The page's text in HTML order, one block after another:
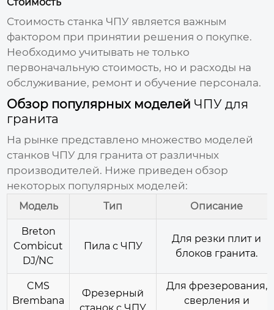
Стоимость станка ЧПУ является важным
фактором при принятии решения о покупке.
Необходимо учитывать не только
первоначальную стоимость, но и расходы на
обслуживание, ремонт и обучение персонала.
Обзор популярных моделей ЧПУ для
гранита
На рынке представлено множество моделей
станков ЧПУ для гранита от различных
производителей. Ниже приведен обзор
некоторых популярных моделей:
Модель Тип Описание
Breton
Combicut
DJ/NC
Пила с ЧПУ
Для резки плит и
блоков гранита.
CMS
Brembana
Фрезерный
Для фрезерования,
сверления и